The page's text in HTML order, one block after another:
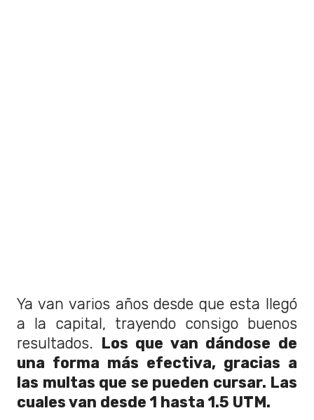
Ya van varios años desde que esta llegó
a la capital, trayendo consigo buenos
resultados. Los que van dándose de
una forma más efectiva, gracias a
las multas que se pueden cursar. Las
cuales van desde 1 hasta 1.5 UTM.